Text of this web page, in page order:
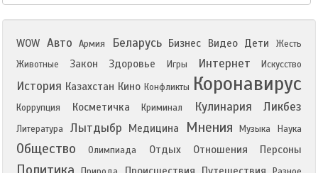
WOW Авто Армия Беларусь Бизнес Видео Дети
Жесть
Животные
Закон Здоровье Игры Интернет Искусство
История Казахстан Кино Конфликты Коронавирус
Коррупция Косметичка Криминал Кулинария Ликбез
Литература Лытдыбр Медицина Мнения Музыка Наука
Общество Олимпиада Отдых Отношения Персоны